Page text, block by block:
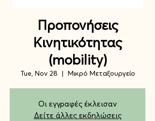
Προπονήσεις
Κινητικότητας
(mobility)
Tue, Nov 28 Μικρό Μεταξουργείο
Οι εγγραφές έκλεισαν
Δείτε άλλες εκδηλώσεις